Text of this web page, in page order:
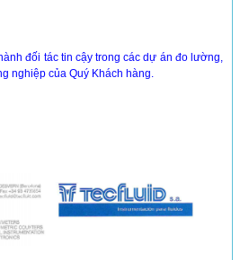
đối tác tin cậy trong các dự án đo lường,
nghiệp của Quý Khách hàng.